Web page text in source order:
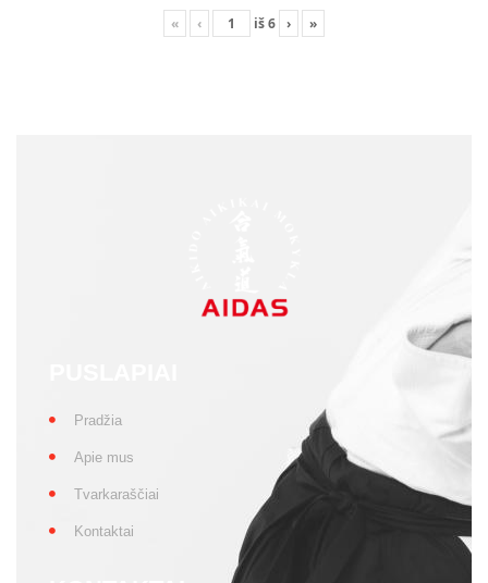
« ‹ iš6 › »
Pradžia
Apie mus
Tvarkaraščiai
Kontaktai